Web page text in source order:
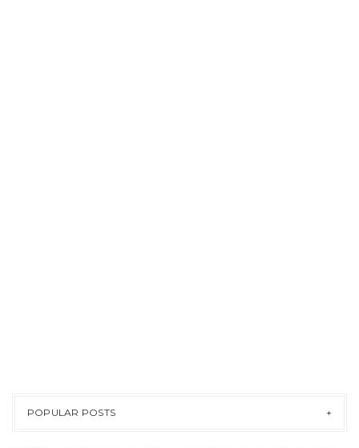
POPULAR POSTS